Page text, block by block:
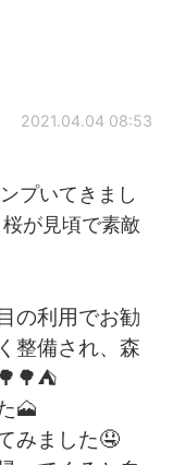
2021.04.04 08:53
プいてきまし
が見頃で素敵
の利用でお勧
整備され、森
🗻
みました🤤